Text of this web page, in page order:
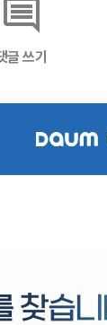
글 쓰기